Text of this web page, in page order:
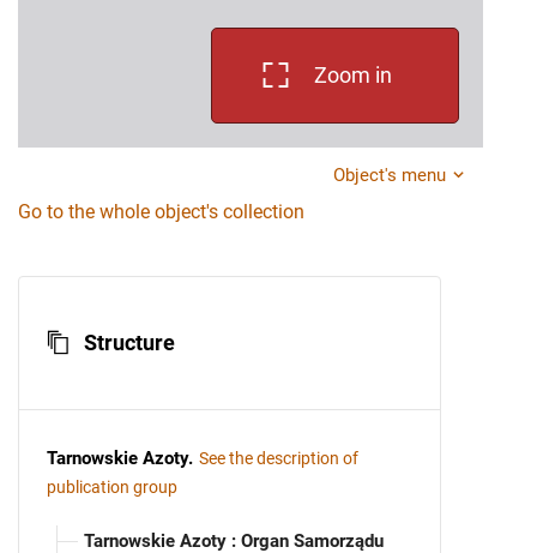
Zoom in
Object's menu
Go to the whole object's collection
Structure
Tarnowskie Azoty. See the description of
publication group
Tarnowskie Azoty : Organ Samorządu